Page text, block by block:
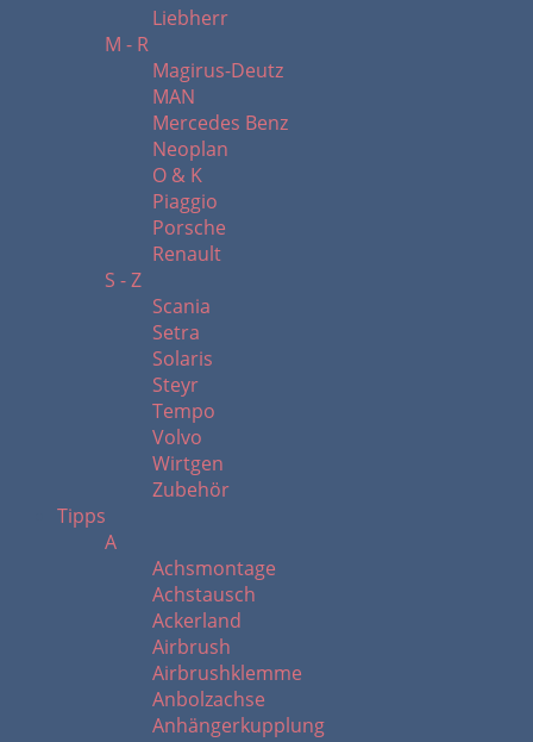
Liebherr
M - R
Magirus-Deutz
MAN
Mercedes Benz
Neoplan
O & K
Piaggio
Porsche
Renault
S - Z
Scania
Setra
Solaris
Steyr
Tempo
Volvo
Wirtgen
Zubehör
Tipps
A
Achsmontage
Achstausch
Ackerland
Airbrush
Airbrushklemme
Anbolzachse
Anhängerkupplung